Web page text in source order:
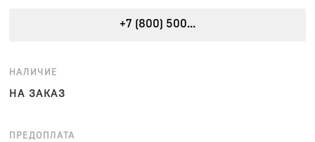
+7 (800) 500...
НАЛИЧИЕ
НА ЗАКАЗ
ПРЕДОПЛАТА